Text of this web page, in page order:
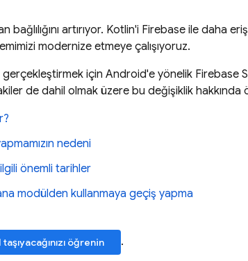
bağlılığını artırıyor. Kotlin'i Firebase ile daha
modernize etmeye çalışıyoruz.
için Android'e yönelik Firebase
de dahil olmak üzere bu değişiklik hakkında
nedeni
önemli tarihler
modülden kullanmaya geçiş yapma
taşıyacağınızı öğrenin .